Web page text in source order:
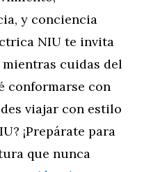
y conciencia
NIU te invita
cuidas del
conformarse con
viajar con estilo
¡Prepárate para
que nunca